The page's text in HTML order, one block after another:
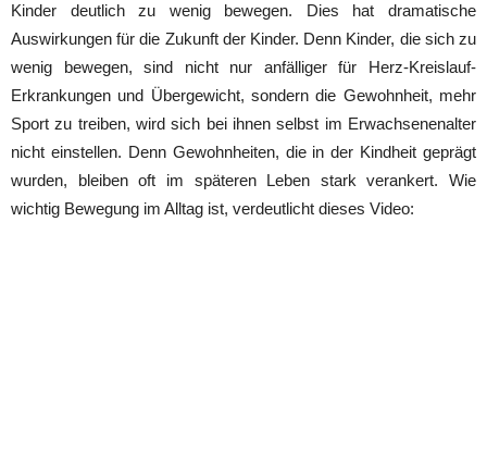
Kinder deutlich zu wenig bewegen. Dies hat dramatische
Auswirkungen für die Zukunft der Kinder. Denn Kinder, die sich zu
wenig bewegen, sind nicht nur anfälliger für Herz-Kreislauf-
Erkrankungen und Übergewicht, sondern die Gewohnheit, mehr
Sport zu treiben, wird sich bei ihnen selbst im Erwachsenenalter
nicht einstellen. Denn Gewohnheiten, die in der Kindheit geprägt
wurden, bleiben oft im späteren Leben stark verankert. Wie
wichtig Bewegung im Alltag ist, verdeutlicht dieses Video: